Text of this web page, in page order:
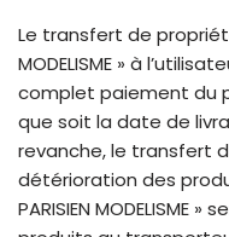
Le transfert de
MODELISME » à
complet paiement du
que soit la date de
revanche, le transfert
détérioration des
PARISIEN MODELISME